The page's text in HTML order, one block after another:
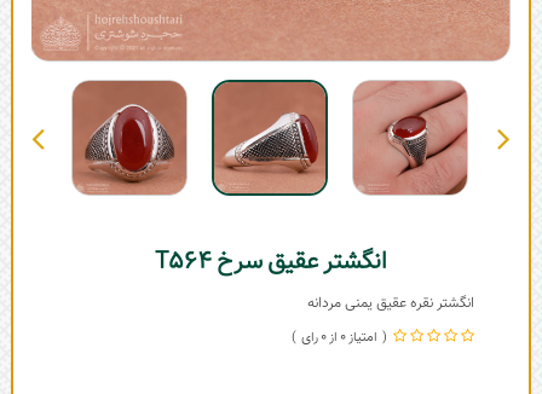
انگشتر عقیق سرخ T564
انگشتر نقره عقیق یمنی مردانه
0
0